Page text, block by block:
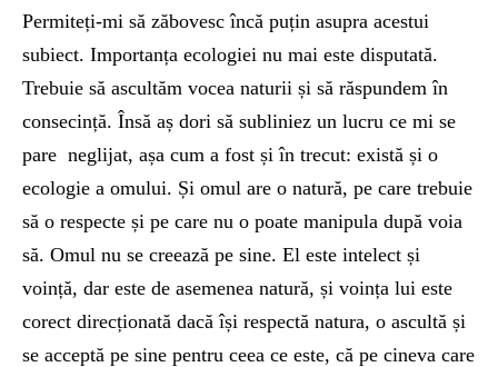
Permiteți-mi să zăbovesc încă puțin asupra acestui
subiect. Importanța ecologiei nu mai este disputată.
Trebuie să ascultăm vocea naturii și să răspundem în
consecință. Însă aș dori să subliniez un lucru ce mi se
pare neglijat, așa cum a fost și în trecut: există și o
ecologie a omului. Și omul are o natură, pe care trebuie
să o respecte și pe care nu o poate manipula după voia
să. Omul nu se creează pe sine. El este intelect și
voință, dar este de asemenea natură, și voința lui este
corect direcționată dacă își respectă natura, o ascultă și
se acceptă pe sine pentru ceea ce este, că pe cineva care